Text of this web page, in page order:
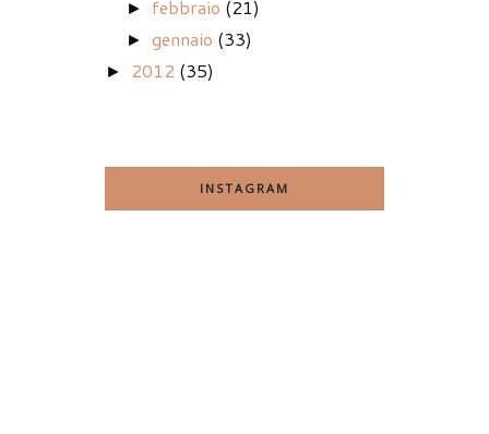
► febbraio (21)
►gennaio (33)
► 2012 (35)
INSTAGRAM